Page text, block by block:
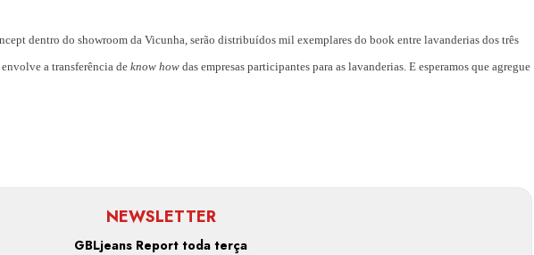
dentro do showroom da Vicunha, serão distribuídos mil exemplares do book entre lavanderias dos três
a transferência de know how das empresas participantes para as lavanderias. E esperamos que agregue
NEWSLETTER
GBLjeans Report toda terça